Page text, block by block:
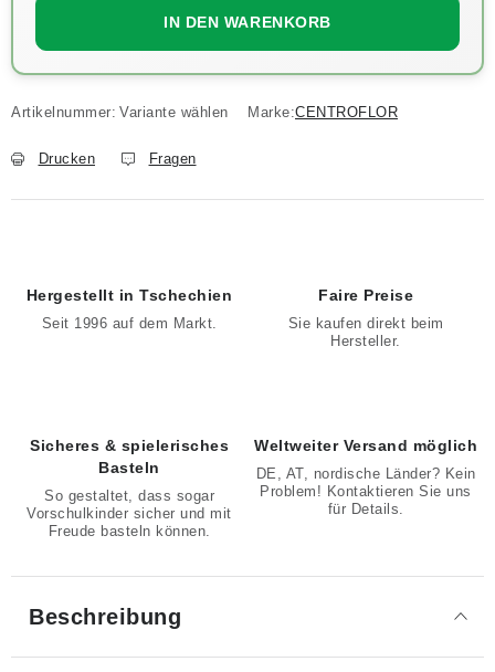
IN DEN WARENKORB
Artikelnummer: Variante wählen Marke:CENTROFLOR
Drucken Fragen
Hergestellt in Tschechien
Seit 1996 auf dem Markt.
Faire Preise
Sie kaufen direkt beim
Hersteller.
Sicheres & spielerisches
Basteln
So gestaltet, dass sogar
Vorschulkinder sicher und mit
Freude basteln können.
Weltweiter Versand möglich
DE, AT, nordische Länder? Kein
Problem! Kontaktieren Sie uns
für Details.
Beschreibung